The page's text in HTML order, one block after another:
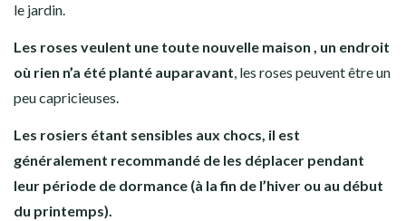
le jardin.
Les roses veulent une toute nouvelle maison , un endroit
où rien n’a été planté auparavant, les roses peuvent être un
peu capricieuses.
Les rosiers étant sensibles aux chocs, il est
généralement recommandé de les déplacer pendant
leur période de dormance (à la fin de l’hiver ou au début
du printemps).